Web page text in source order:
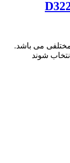
باشد.